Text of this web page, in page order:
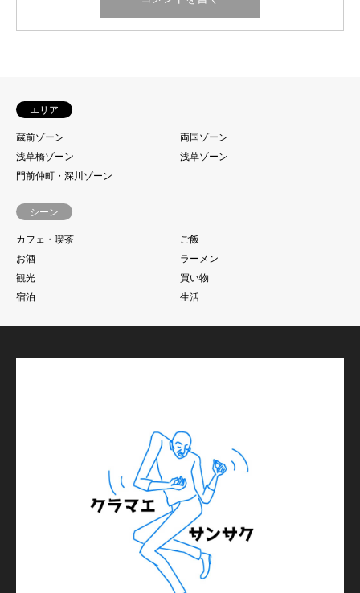
エリア
蔵前ゾーン
両国ゾーン
浅草橋ゾーン
浅草ゾーン
門前仲町・深川ゾーン
シーン
カフェ・喫茶
ご飯
お酒
ラーメン
観光
買い物
宿泊
生活